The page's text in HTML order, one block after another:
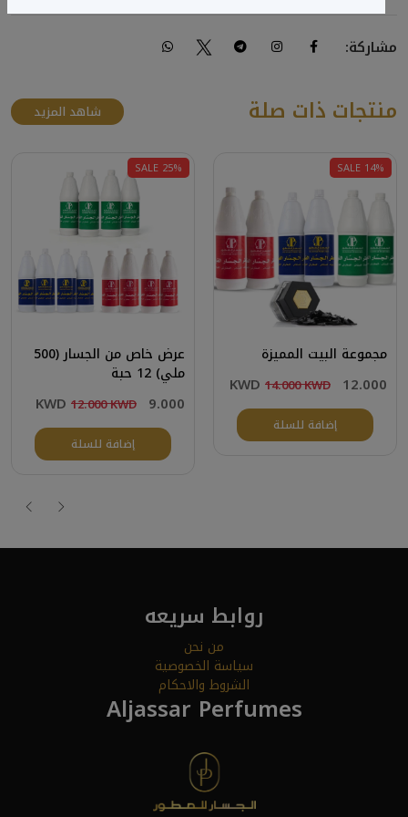
مشاركة:
منتجات ذات صلة شاهد المزيد
SALE 14%
مجموعة البيت المميزة
12.000 KWD
14.000 KWD
إضافة للسلة
SALE 25%
عرض خاص من الجسار (500
ملي) 12 حبة
9.000 KWD
12.000 KWD
إضافة للسلة
روابط سريعه
من نحن
سياسة الخصوصية
الشروط والاحكام
Aljassar Perfumes